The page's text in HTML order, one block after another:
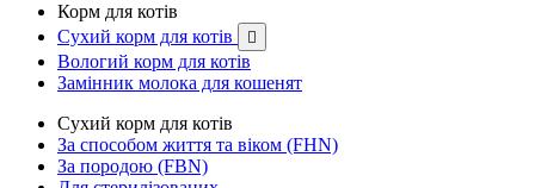
Корм для котів
Сухий корм для котів

Вологий корм для котів
Замінник молока для кошенят
Сухий корм для котів
За способом життя та віком (FHN)
За породою (FBN)